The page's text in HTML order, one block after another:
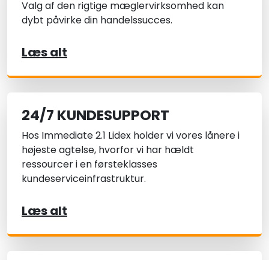
Valg af den rigtige mæglervirksomhed kan
dybt påvirke din handelssucces.
Læs alt
24/7 KUNDESUPPORT
Hos Immediate 2.1 Lidex holder vi vores lånere i
højeste agtelse, hvorfor vi har hældt
ressourcer i en førsteklasses
kundeserviceinfrastruktur.
Læs alt